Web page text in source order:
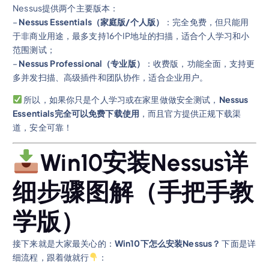
Nessus提供两个主要版本：
– Nessus Essentials（家庭版/个人版）
：完全免费，但只能用
于非商业用途，最多支持16个IP地址的扫描，适合个人学习和小
范围测试；
– Nessus Professional（专业版）
：收费版，功能全面，支持更
多并发扫描、高级插件和团队协作，适合企业用户。
所以，如果你只是个人学习或在家里做做安全测试， Nessus
Essentials完全可以免费下载使用 ，而且官方提供正规下载渠
道，安全可靠！
Win10安装Nessus详
细步骤图解（手把手教
学版）
接下来就是大家最关心的： Win10下怎么安装Nessus？ 下面是详
细流程，跟着做就行
：